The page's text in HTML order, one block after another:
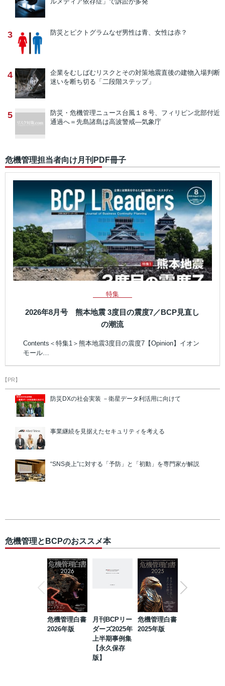
3 防災とピクトグラムなぜ男性は青、女性は赤？
4 企業をむしばむリスクとその対策地震直後の建物入場判断
迷いを断ち切る「二段階ステップ」
5 防災・危機管理ニュース台風１８号、フィリピン北部付近
通過へ＝先島諸島は高波警戒―気象庁
危機管理担当者向け月刊PDF冊子
特集
2026年8月号 熊本地震 3度目の震度7／BCP見直し
の潮流
Contents＜特集1＞熊本地震3度目の震度7【Opinion】イオン
モール…
【PR】
防災DXの社会実装 －衛星データ利活用に向けて
事業継続を見据えたセキュリティを考える
“SNS炎上”に対する「予防」と「初動」を専門家が解説
危機管理とBCPのおススメ本
危機管理白書
2026年版
月刊BCPリー
ダーズ2025年
上半期事例集
【永久保存
版】
危機管理白書
2025年版